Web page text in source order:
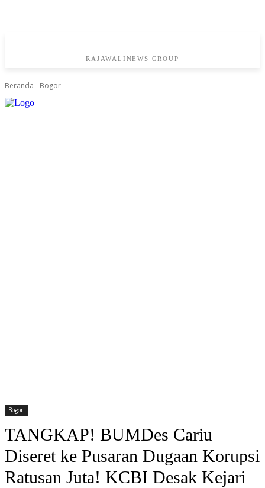
RAJAWALINEWS GROUP
Beranda Bogor
Bogor
TANGKAP! BUMDes Cariu
Diseret ke Pusaran Dugaan Korupsi
Ratusan Juta! KCBI Desak Kejari